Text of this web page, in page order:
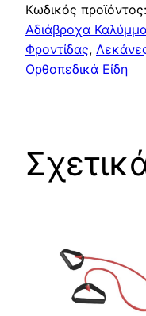
Κωδικός προϊόντος:
Αδιάβροχα
Φροντίδας,
Ορθοπεδικά Είδη